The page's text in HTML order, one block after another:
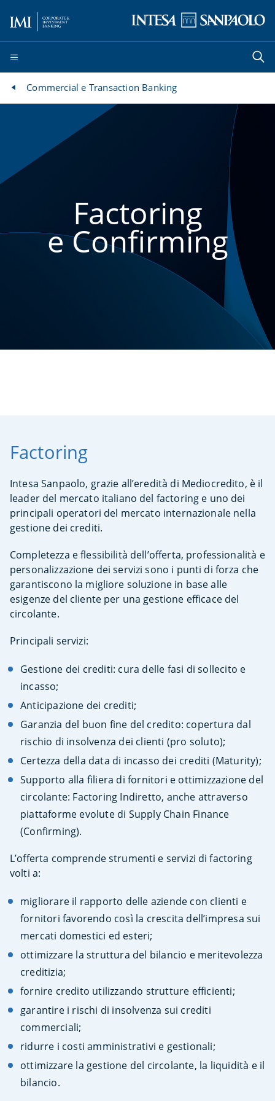
Commercial e Transaction Banking
Factoring
e Confirming
Factoring
Intesa Sanpaolo, grazie all’eredità di Mediocredito, è il
leader del mercato italiano del factoring e uno dei
principali operatori del mercato internazionale nella
gestione dei crediti.
Completezza e flessibilità dell’offerta, professionalità e
personalizzazione dei servizi sono i punti di forza che
garantiscono la migliore soluzione in base alle
esigenze del cliente per una gestione efficace del
circolante.
Principali servizi:
Gestione dei crediti: cura delle fasi di sollecito e
incasso;
Anticipazione dei crediti;
Garanzia del buon fine del credito: copertura dal
rischio di insolvenza dei clienti (pro soluto);
Certezza della data di incasso dei crediti (Maturity);
Supporto alla filiera di fornitori e ottimizzazione del
circolante: Factoring Indiretto, anche attraverso
piattaforme evolute di Supply Chain Finance
(Confirming).
L’offerta comprende strumenti e servizi di factoring
volti a:
migliorare il rapporto delle aziende con clienti e
fornitori favorendo così la crescita dell’impresa sui
mercati domestici ed esteri;
ottimizzare la struttura del bilancio e meritevolezza
creditizia;
fornire credito utilizzando strutture efficienti;
garantire i rischi di insolvenza sui crediti
commerciali;
ridurre i costi amministrativi e gestionali;
ottimizzare la gestione del circolante, la liquidità e il
bilancio.